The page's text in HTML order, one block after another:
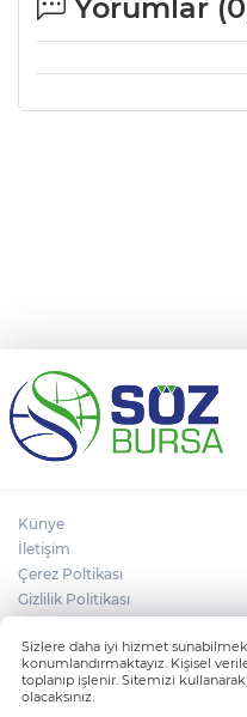
Yorumlar (0
Mesele
Künye
İletişim
Çerez Poltikası
Gizlilik Politikası
Sizlere daha iyi hizmet
konumlandırmaktayız. Kişisel
toplanıp işlenir. Sitemizi
olacaksınız.
Whatsapp